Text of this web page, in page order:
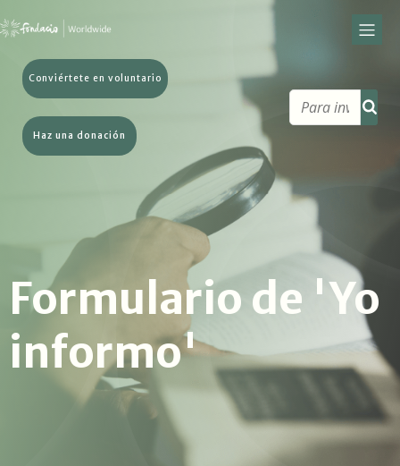
Conviértete en voluntario
Haz una donación
Formulario de 'Yo
informo'